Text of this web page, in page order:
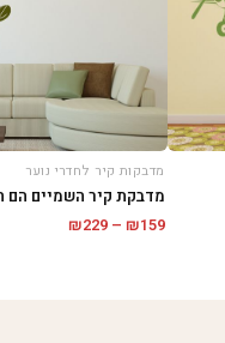
מדבקות קיר לחדרי נוער
מדבקת קיר השמיים הם
₪159
–
₪229